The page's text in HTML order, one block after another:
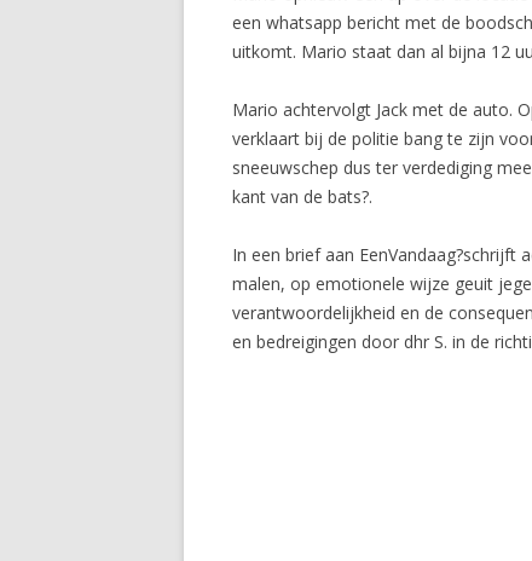
een whatsapp bericht met de
uitkomt. Mario staat dan al bijna 12
Mario achtervolgt Jack met de auto.
verklaart bij de politie bang te zijn
sneeuwschep dus ter verdediging
kant van de bats?.
In een brief aan EenVandaag?schrijft
malen, op emotionele wijze geuit
verantwoordelijkheid en de
en bedreigingen door dhr S. in de